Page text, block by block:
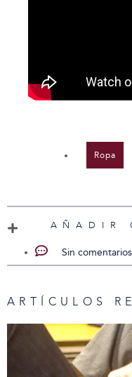
Ropa
AÑADIR
Sin comentarios
ARTÍCULOS